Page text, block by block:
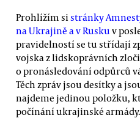
Prohlížím si stránky
na Ukrajině a v Rusku v
pravidelností se tu střídají
vojska z lidskoprávních
o pronásledování odpůrců
Těch zpráv jsou desítky a
najdeme jedinou položku,
počínání ukrajinské armády.